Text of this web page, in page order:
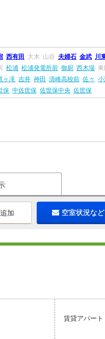
西有田 大木 山谷 夫婦石 金武 川
松浦 松浦発電所前 御厨 西木場
ヶ滝 吉井 神田 清峰高校前 佐々
保 中佐世保 佐世保中央 佐世保
加 空室状況な
賃貸アパート